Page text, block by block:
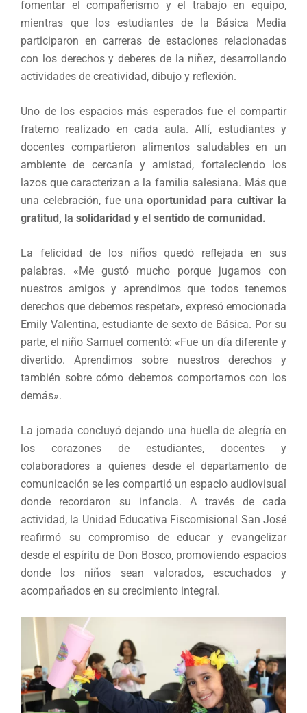
fomentar el compañerismo y el trabajo en equipo,
mientras que los estudiantes de la Básica Media
participaron en carreras de estaciones relacionadas
con los derechos y deberes de la niñez, desarrollando
actividades de creatividad, dibujo y reflexión.
Uno de los espacios más esperados fue el compartir
fraterno realizado en cada aula. Allí, estudiantes y
docentes compartieron alimentos saludables en un
ambiente de cercanía y amistad, fortaleciendo los
lazos que caracterizan a la familia salesiana. Más que
una celebración, fue unaoportunidad para cultivar la
gratitud, la solidaridad y el sentido de comunidad.
La felicidad de los niños quedó reflejada en sus
palabras. «Me gustó mucho porque jugamos con
nuestros amigos y aprendimos que todos tenemos
derechos que debemos respetar», expresó emocionada
Emily Valentina, estudiante de sexto de Básica. Por su
parte, el niño Samuel comentó: «Fue un día diferente y
divertido. Aprendimos sobre nuestros derechos y
también sobre cómo debemos comportarnos con los
demás».
La jornada concluyó dejando una huella de alegría en
los corazones de estudiantes, docentes y
colaboradores a quienes desde el departamento de
comunicación se les compartió un espacio audiovisual
donde recordaron su infancia. A través de cada
actividad, la Unidad Educativa Fiscomisional San José
reafirmó su compromiso de educar y evangelizar
desde el espíritu de Don Bosco, promoviendo espacios
donde los niños sean valorados, escuchados y
acompañados en su crecimiento integral.